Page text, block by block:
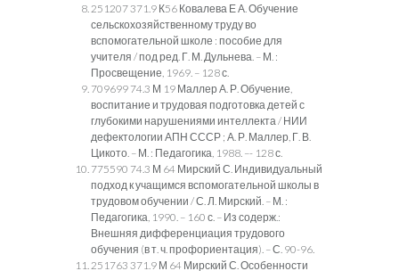
251207 371.9 К56 Ковалева Е А. Обучение
сельскохозяйственному труду во
вспомогательной школе : пособие для
учителя / под ред. Г. М. Дульнева. – М. :
Просвещение, 1969. – 128 с.
709699 74.3 М 19 Маллер А. Р. Обучение,
воспитание и трудовая подготовка детей с
глубокими нарушениями интеллекта / НИИ
дефектологии АПН СССР ; А. Р. Маллер, Г. В.
Цикото. – М. : Педагогика, 1988. –- 128 с.
775590 74.3 М 64 Мирский С. Индивидуальный
подход к учащимся вспомогательной школы в
трудовом обучении / С. Л. Мирский. – М. :
Педагогика, 1990. – 160 с. – Из содерж.:
Внешняя дифференциация трудового
обучения (в т. ч. профориентация). – С. 90-96.
251763 371.9 М 64 Мирский С. Особенности